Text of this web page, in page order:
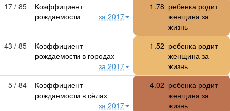
17 / 85
Коэффициент
рождаемости
за 2017
1.78 ребенка родит
женщина за
жизнь
43 / 85
Коэффициент
рождаемости в городах
за 2017
1.52 ребенка родит
женщина за
жизнь
5 / 84
Коэффициент
рождаемости в сёлах
за 2017
4.02 ребенка родит
женщина за
жизнь